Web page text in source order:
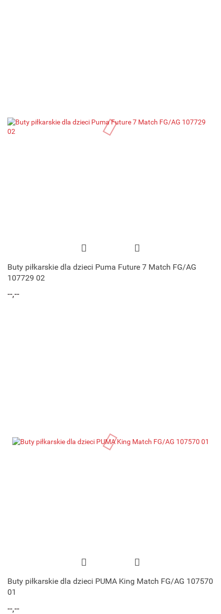
Buty piłkarskie dla dzieci Puma Future 7 Match FG/AG
107729 02
--,--
Buty piłkarskie dla dzieci PUMA King Match FG/AG 107570
01
--,--